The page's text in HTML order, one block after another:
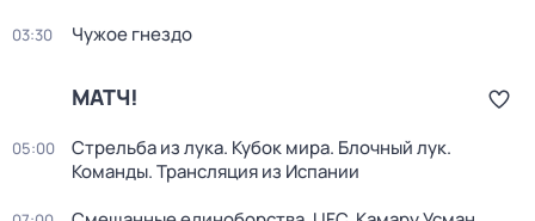
03:30 Чужое гнездо
МАТЧ!
05:00
Стрельба из лука. Кубок мира. Блочный лук.
Команды. Трансляция из Испании